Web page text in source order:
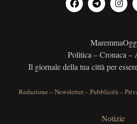
Politica – Cronaca –
Il giornale della tua città per
Redazione –Newsletter–Pubblicità–
Notizie